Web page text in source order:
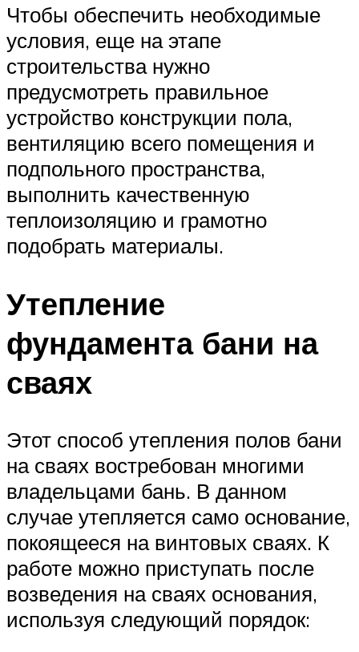
Чтобы обеспечить необходимые
условия, еще на этапе
строительства нужно
предусмотреть правильное
устройство конструкции пола,
вентиляцию всего помещения и
подпольного пространства,
выполнить качественную
теплоизоляцию и грамотно
подобрать материалы.
Утепление
фундамента бани на
сваях
Этот способ утепления полов бани
на сваях востребован многими
владельцами бань. В данном
случае утепляется само основание,
покоящееся на винтовых сваях. К
работе можно приступать после
возведения на сваях основания,
используя следующий порядок: